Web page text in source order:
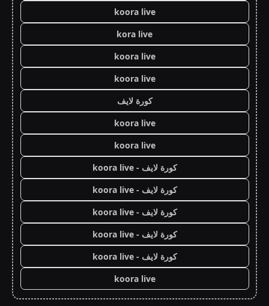
koora live
kora live
koora live
koora live
كورة لايف
koora live
koora live
كورة لايف - koora live
كورة لايف - koora live
كورة لايف - koora live
كورة لايف - koora live
كورة لايف - koora live
koora live